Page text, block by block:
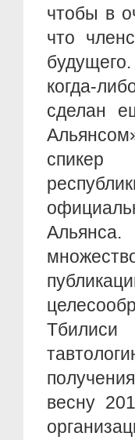
чтобы в
что
когда-
сделан
спикер
Тбилиси
весну